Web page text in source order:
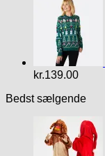
kr.139.00
Bedst sælgende